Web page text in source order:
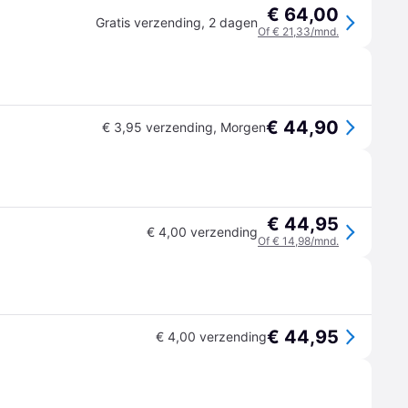
Gratis verzending, 2 dagen € 64,00
Of € 21,33/mnd.
€ 3,95 verzending, Morgen€ 44,90
€ 4,00 verzending € 44,95
Of € 14,98/mnd.
€ 4,00 verzending€ 44,95